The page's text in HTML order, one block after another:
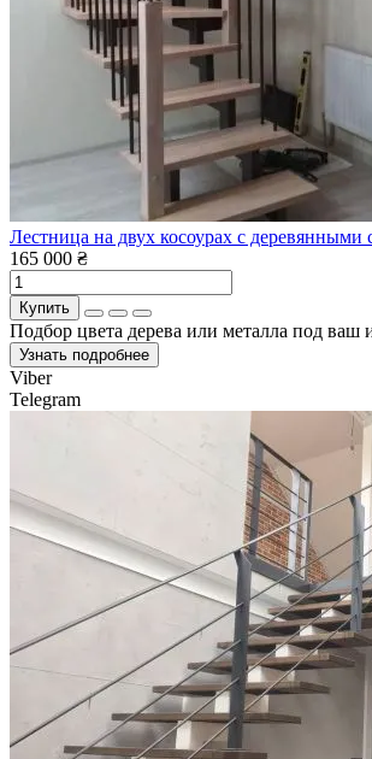
Лестница на двух косоурах с деревянными
165 000 ₴
Купить
Подбор цвета дерева или металла под ваш
Узнать подробнее
Viber
Telegram